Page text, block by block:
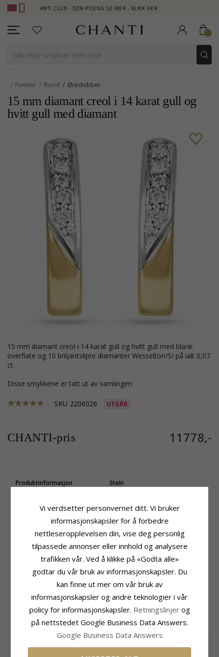
CHANTI CLUB - TJEN POENG SE MER - KLIKK HER
Former Rund Øredobber
15 mm diamant creol i 14 karat gull og
hvitt gull med diamant
15 mm diamant creol i 14 karat gull og hvitt gull med blank
overflate og 10 briljantslipte diamanter Wesselton/SI på ialt 0,07
ct.
Disse smykkene er tatt ut av samlingen
SKU 2206026 UTGÅR
CHANTI-pris 11778,-
Produktinformasjon
Øredobber: Creol
14 Karat Gull Og Hvitt Gull
Stein
Stein: Diamant
Diamantfarge:Wesselton
Diamantklarhet: SI
Størrelse
Bredde:2,5 mm
1,4 mm
Leveringstid
Leveringstid:
MEST POPULÆRE PRODUKTER I
KATEGORIEN
Vi verdsetter personvernet ditt. Vi bruker
informasjonskapsler for å forbedre
nettleseropplevelsen din, vise deg personlig
tilpassede annonser eller innhold og analysere
trafikken vår. Ved å klikke på «Godta alle»
godtar du vår bruk av informasjonskapsler. Du
kan finne ut mer om vår bruk av
informasjonskapsler og andre teknologier i vår
policy for informasjonskapsler. Retningslinjer og
på nettstedet Google Business Data Answers.
Google Business Data Answers